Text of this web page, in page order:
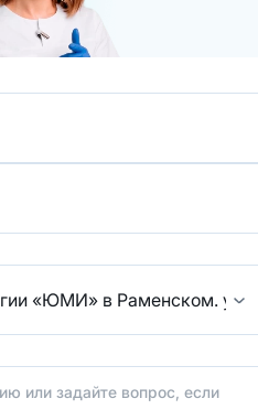
«ЮМИ» в Раменском. ул.
или задайте вопрос, если